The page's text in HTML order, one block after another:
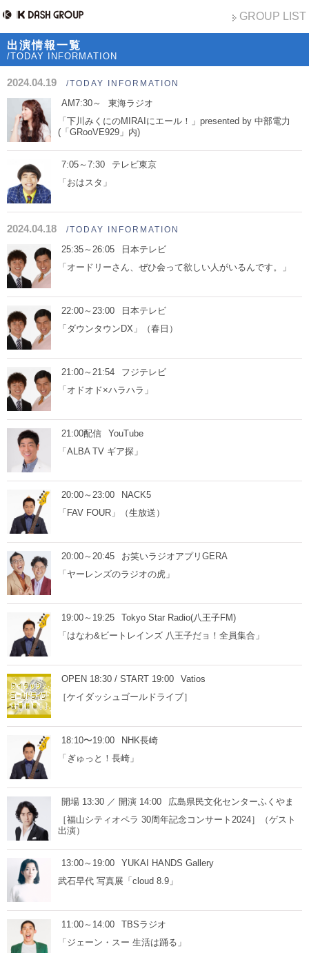
GROUP LIST
出演情報一覧
/TODAY INFORMATION
2024.04.19 /TODAY INFORMATION
AM7:30～
東海ラジオ
「下川みくにのMIRAIにエール！」presented by 中部電力
(「GRooVE929」内)
7:05～7:30
テレビ東京
「おはスタ」
2024.04.18 /TODAY INFORMATION
25:35～26:05
日本テレビ
「オードリーさん、ぜひ会って欲しい人がいるんです。」
22:00～23:00
日本テレビ
「ダウンタウンDX」（春日）
21:00～21:54
フジテレビ
「オドオド×ハラハラ」
21:00配信
YouTube
「ALBA TV ギア探」
20:00～23:00
NACK5
「FAV FOUR」（生放送）
20:00～20:45
お笑いラジオアプリGERA
「ヤーレンズのラジオの虎」
19:00～19:25
Tokyo Star Radio(八王子FM)
「はなわ&ビートレインズ 八王子だョ！全員集合」
OPEN 18:30 / START 19:00
Vatios
［ケイダッシュゴールドライブ］
18:10〜19:00
NHK長崎
「ぎゅっと！長崎」
開場 13:30 ／ 開演 14:00
広島県民文化センターふくやま
［福山シティオペラ 30周年記念コンサート2024］（ゲスト
出演）
13:00～19:00
YUKAI HANDS Gallery
武石早代 写真展「cloud 8.9」
11:00～14:00
TBSラジオ
「ジェーン・スー 生活は踊る」